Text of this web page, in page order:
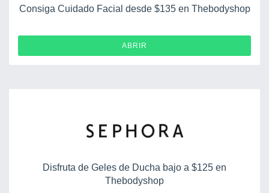
Consiga Cuidado Facial desde $135 en Thebodyshop
ABRIR
Disfruta de Geles de Ducha bajo a $125 en
Thebodyshop